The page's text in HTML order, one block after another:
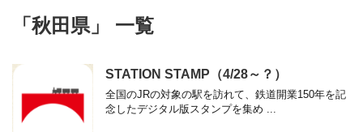
「秋田県」 一覧
STATION STAMP（4/28～？）
全国のJRの対象の駅を訪れて、鉄道開業150年を記
念したデジタル版スタンプを集め ...